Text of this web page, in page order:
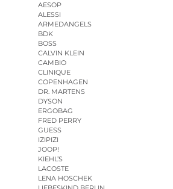
AESOP
ALESSI
ARMEDANGELS
BDK
BOSS
CALVIN KLEIN
CAMBIO
CLINIQUE
COPENHAGEN
DR. MARTENS
DYSON
ERGOBAG
FRED PERRY
GUESS
IZIPIZI
JOOP!
KIEHL’S
LACOSTE
LENA HOSCHEK